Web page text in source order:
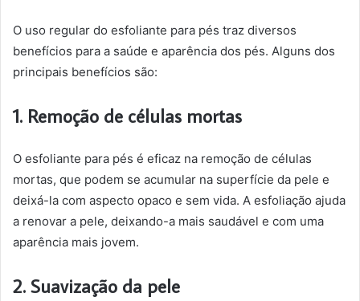
O uso regular do esfoliante para pés traz diversos
benefícios para a saúde e aparência dos pés. Alguns dos
principais benefícios são:
1. Remoção de células mortas
O esfoliante para pés é eficaz na remoção de células
mortas, que podem se acumular na superfície da pele e
deixá-la com aspecto opaco e sem vida. A esfoliação ajuda
a renovar a pele, deixando-a mais saudável e com uma
aparência mais jovem.
2. Suavização da pele